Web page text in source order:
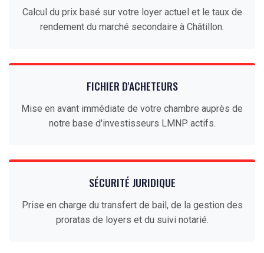
Calcul du prix basé sur votre loyer actuel et le taux de
rendement du marché secondaire à Châtillon.
FICHIER D'ACHETEURS
Mise en avant immédiate de votre chambre auprès de
notre base d'investisseurs LMNP actifs.
SÉCURITÉ JURIDIQUE
Prise en charge du transfert de bail, de la gestion des
proratas de loyers et du suivi notarié.